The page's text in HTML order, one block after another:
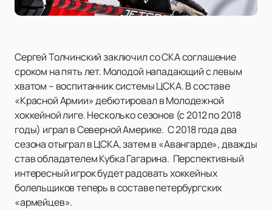
Сергей Толчинский заключил со СКА соглашение
сроком на пять лет. Молодой нападающий с левым
хватом – воспитанник системы ЦСКА. В составе
«Красной Армии» дебютировал в Молодежной
хоккейной лиге. Несколько сезонов (с 2012 по 2018
годы) играл в Северной Америке. С 2018 года два
сезона отыграл в ЦСКА, затем в «Авангарде», дважды
став обладателем Кубка Гагарина. Перспективный
интересный игрок будет радовать хоккейных
болельщиков теперь в составе петербургских
«армейцев».